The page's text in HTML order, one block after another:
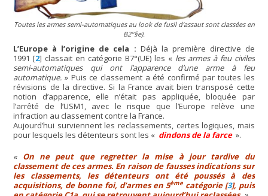
Toutes les armes semi-automatiques au look de fusil d’assaut sont classées en
B2°§e).
L’Europe à l’origine de cela : Déjà la première directive de
1991 [2] classait en catégorie B7°(UE) les « les armes à feu civiles
semi-automatiques qui ont l’apparence d’une arme à feu
automatique. » Puis ce classement a été confirmé par toutes les
révisions de la directive. Si la France avait bien transposé cette
notion d’apparence, elle n’était pas appliquée, bloquée par
l’arrêté de l’USM1, avec le risque que l’Europe relève une
infraction au classement contre la France.
Aujourd’hui surviennent les reclassements, certes logiques, mais
pour lesquels les détenteurs sont les « dindons de la farce ».
On ne peut que regretter la mise à jour tardive du
classement de ces armes. En raison de fausses indications sur
les classements, les détenteurs ont été poussés à des
acquisitions, de bonne foi, d’armes en 5èmecatégorie[3], puis